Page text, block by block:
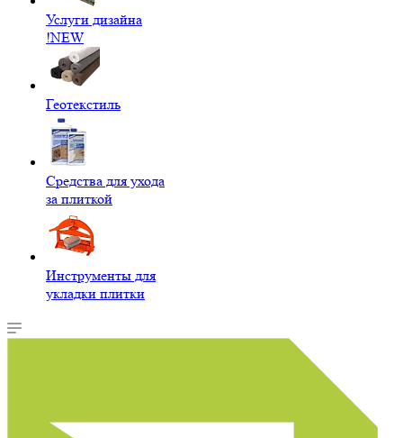
Услуги дизайна
!NEW
Геотекстиль
Средства для ухода
за плиткой
Инструменты для
укладки плитки